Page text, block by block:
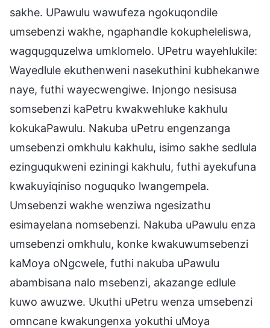
sakhe. UPawulu wawufeza ngokuqondile
umsebenzi wakhe, ngaphandle kokupheleliswa,
wagqugquzelwa umklomelo. UPetru wayehlukile:
Wayedlule ekuthenweni nasekuthini kubhekanwe
naye, futhi wayecwengiwe. Injongo nesisusa
somsebenzi kaPetru kwakwehluke kakhulu
kokukaPawulu. Nakuba uPetru engenzanga
umsebenzi omkhulu kakhulu, isimo sakhe sedlula
ezinguqukweni eziningi kakhulu, futhi ayekufuna
kwakuyiqiniso noguquko lwangempela.
Umsebenzi wakhe wenziwa ngesizathu
esimayelana nomsebenzi. Nakuba uPawulu enza
umsebenzi omkhulu, konke kwakuwumsebenzi
kaMoya oNgcwele, futhi nakuba uPawulu
abambisana nalo msebenzi, akazange edlule
kuwo awuzwe. Ukuthi uPetru wenza umsebenzi
omncane kwakungenxa yokuthi uMoya